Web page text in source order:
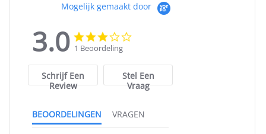
Mogelijk gemaakt door
3.0
3.0
star
rating
1 Beoordeling
Schrijf Een
Review
Stel Een
Vraag
BEOORDELINGEN VRAGEN